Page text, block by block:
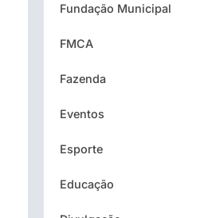
Fundação Municipal
FMCA
Fazenda
Eventos
Esporte
Educação